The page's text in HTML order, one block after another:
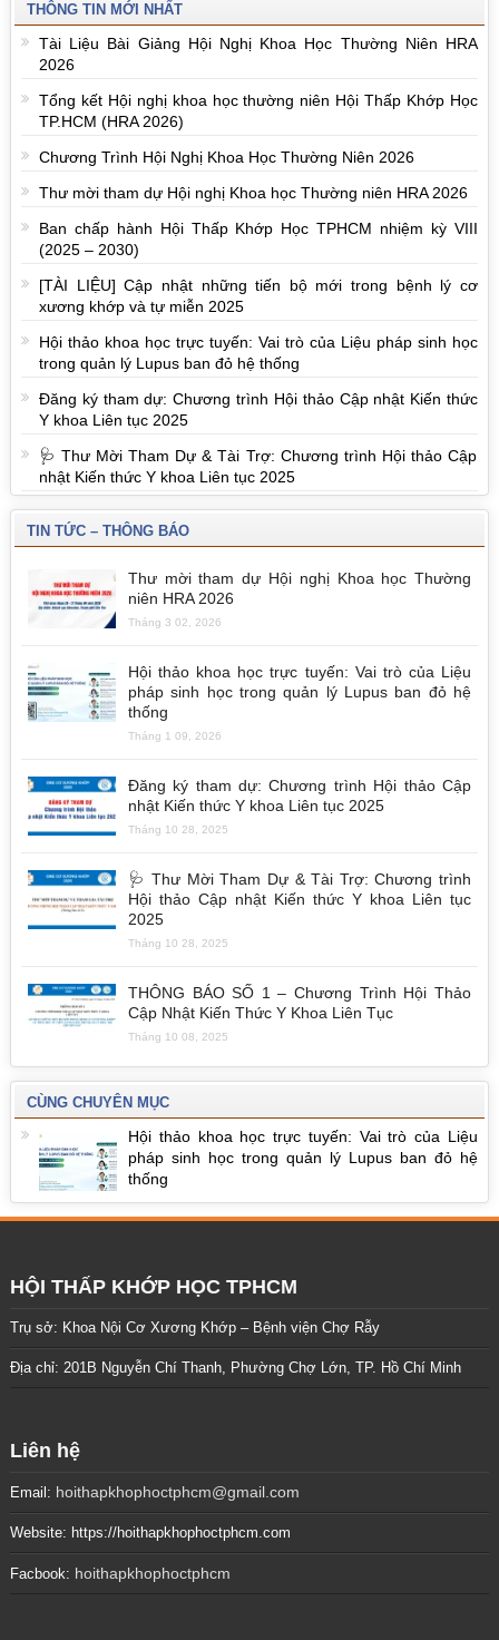
THÔNG TIN MỚI NHẤT
Tài Liệu Bài Giảng Hội Nghị Khoa Học Thường Niên HRA
2026
Tổng kết Hội nghị khoa học thường niên Hội Thấp Khớp Học
TP.HCM (HRA 2026)
Chương Trình Hội Nghị Khoa Học Thường Niên 2026
Thư mời tham dự Hội nghị Khoa học Thường niên HRA 2026
Ban chấp hành Hội Thấp Khớp Học TPHCM nhiệm kỳ VIII
(2025 – 2030)
[TÀI LIỆU] Cập nhật những tiến bộ mới trong bệnh lý cơ
xương khớp và tự miễn 2025
Hội thảo khoa học trực tuyến: Vai trò của Liệu pháp sinh học
trong quản lý Lupus ban đỏ hệ thống
Đăng ký tham dự: Chương trình Hội thảo Cập nhật Kiến thức
Y khoa Liên tục 2025
🩺 Thư Mời Tham Dự & Tài Trợ: Chương trình Hội thảo Cập
nhật Kiến thức Y khoa Liên tục 2025
TIN TỨC – THÔNG BÁO
Thư mời tham dự Hội nghị Khoa học Thường
niên HRA 2026
Tháng 3 02, 2026
Hội thảo khoa học trực tuyến: Vai trò của Liệu
pháp sinh học trong quản lý Lupus ban đỏ hệ
thống
Tháng 1 09, 2026
Đăng ký tham dự: Chương trình Hội thảo Cập
nhật Kiến thức Y khoa Liên tục 2025
Tháng 10 28, 2025
🩺 Thư Mời Tham Dự & Tài Trợ: Chương trình
Hội thảo Cập nhật Kiến thức Y khoa Liên tục
2025
Tháng 10 28, 2025
THÔNG BÁO SỐ 1 – Chương Trình Hội Thảo
Cập Nhật Kiến Thức Y Khoa Liên Tục
Tháng 10 08, 2025
CÙNG CHUYÊN MỤC
Hội thảo khoa học trực tuyến: Vai trò của Liệu
pháp sinh học trong quản lý Lupus ban đỏ hệ
thống
HỘI THẤP KHỚP HỌC TPHCM
Trụ sở: Khoa Nội Cơ Xương Khớp – Bệnh viện Chợ Rẫy
Địa chỉ: 201B Nguyễn Chí Thanh, Phường Chợ Lớn, TP. Hồ Chí Minh
Liên hệ
Email: hoithapkhophoctphcm@gmail.com
Website: https://hoithapkhophoctphcm.com
Facbook: hoithapkhophoctphcm